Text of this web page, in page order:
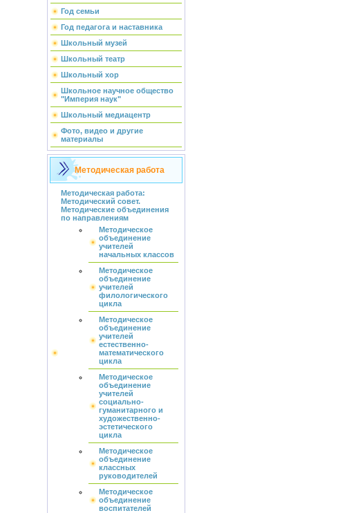
Год семьи
Год педагога и наставника
Школьный музей
Школьный театр
Школьный хор
Школьное научное общество
"Империя наук"
Школьный медиацентр
Фото, видео и другие
материалы
Методическая работа
Методическая работа:
Методический совет.
Методические объединения
по направлениям
Методическое
объединение
учителей
начальных классов
Методическое
объединение
учителей
филологического
цикла
Методическое
объединение
учителей
естественно-
математического
цикла
Методическое
объединение
учителей
социально-
гуманитарного и
художественно-
эстетического
цикла
Методическое
объединение
классных
руководителей
Методическое
объединение
воспитателей